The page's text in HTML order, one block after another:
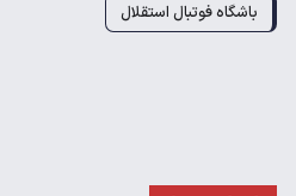
باشگاه فوتبال استقلال